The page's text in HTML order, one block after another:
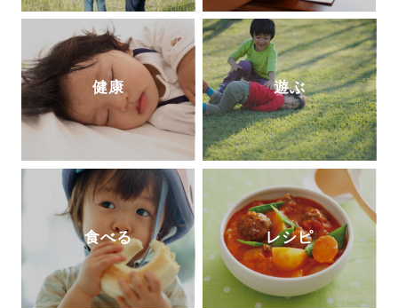
健康 遊ぶ
食べる レシピ